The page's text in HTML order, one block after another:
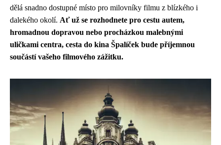
dělá snadno dostupné místo pro milovníky filmu z blízkého i
dalekého okolí. Ať už se rozhodnete pro cestu autem,
hromadnou dopravou nebo procházkou malebnými
uličkami centra, cesta do kina Špalíček bude příjemnou
součástí vašeho filmového zážitku.